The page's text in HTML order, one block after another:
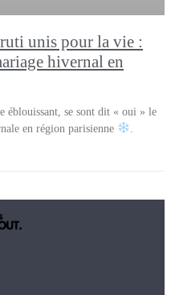
unis pour la vie :
hivernal en
éblouissant, se sont dit « oui » le
en région parisienne